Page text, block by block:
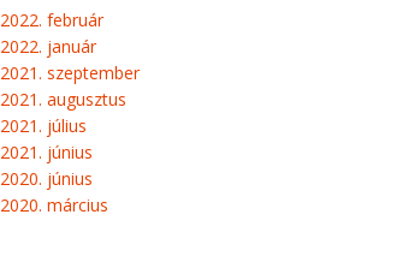
2022. február
2022. január
2021. szeptember
2021. augusztus
2021. július
2021. június
2020. június
2020. március